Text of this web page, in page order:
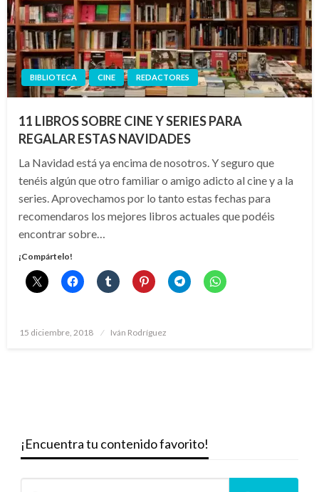
BIBLIOTECA CINE REDACTORES
11 LIBROS SOBRE CINE Y SERIES PARA
REGALAR ESTAS NAVIDADES
La Navidad está ya encima de nosotros. Y seguro que
tenéis algún que otro familiar o amigo adicto al cine y a la
series. Aprovechamos por lo tanto estas fechas para
recomendaros los mejores libros actuales que podéis
encontrar sobre…
¡Compártelo!
Publicado
15 diciembre, 2018 Iván Rodríguez
¡Encuentra tu contenido favorito!